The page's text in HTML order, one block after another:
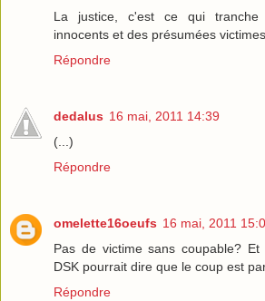
La justice, c'est ce qui tranche
innocents et des présumées victimes.
Répondre
dedalus 16 mai, 2011 14:39
(...)
Répondre
omelette16oeufs 16 mai, 2011
Pas de victime sans coupable?
DSK pourrait dire que le coup est
Répondre